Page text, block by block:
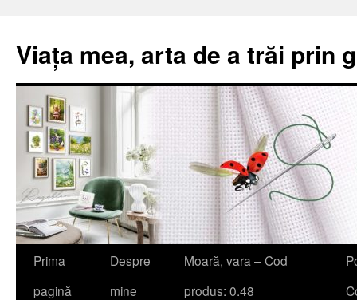
Viața mea, arta de a trăi prin
Sari
Prima
pagină
Despre
mine
Moară, vara – Cod
produs: 0.48